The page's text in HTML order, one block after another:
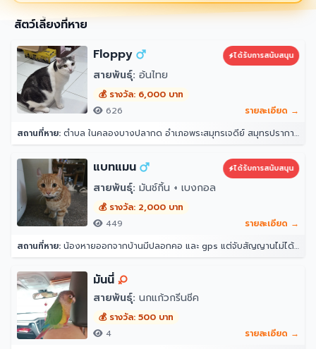
สัตว์เลี้ยงที่หาย
Floppy
ได้รับการสนับสนุน
สายพันธุ์: อ้นไทย
💰 รางวัล: 6,000 บาท
626
รายละเอียด →
สถานที่หาย: ตำบล ในคลองบางปลากด อำเภอพระสมุทรเจดีย์ สมุทรปราการ 10290
แบทแมน ได้รับการสนับสนุน
สายพันธุ์: มันช์กิ้น + เบงกอล
💰 รางวัล: 2,000 บาท
449
รายละเอียด →
สถานที่หาย: น้องหายออกจากบ้านมีปลอกคอ และ gps แต่จับสัญญานไม่ได้ จุดที่น้องหายล่าสุดคือ หลังบ้าน204 ราณี 7 แขวงคันนายาว เขตคันนายาว กรุงเทพมหานคร 10230
มันนี่
สายพันธุ์: นกแก้วกรีนชีค
💰 รางวัล: 500 บาท
4
รายละเอียด →